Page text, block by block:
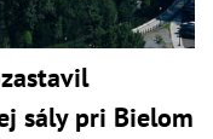
sály pri Bielom